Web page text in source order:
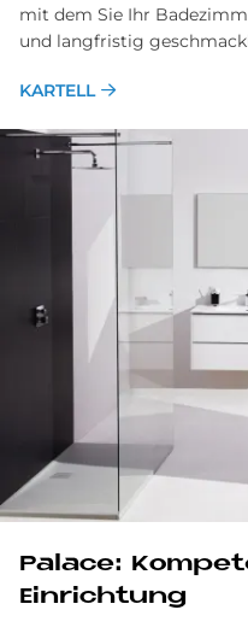
mit dem Sie Ihr
und langfristig
KARTELL
Palace:
Einrichtung